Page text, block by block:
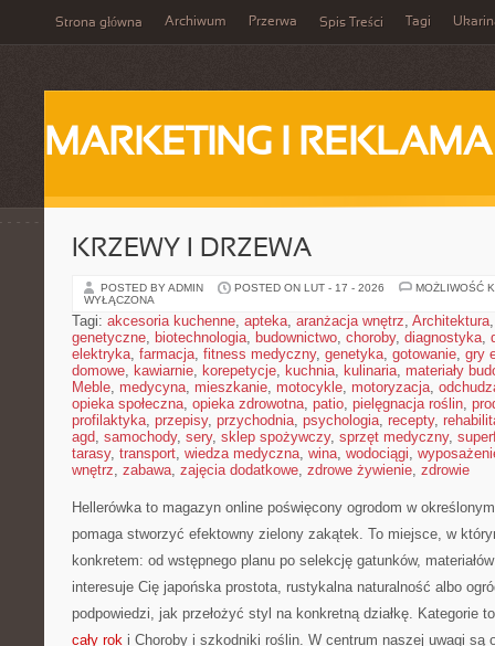
Strona główna Archiwum Przerwa Spis Treści Tagi
MARKETING I REKLAMA
KRZEWY I DRZEWA
POSTED BY ADMIN POSTED ON LUT - 17 - 2026
MOŻLIWOŚĆ
WYŁĄCZONA
Tagi: akcesoria kuchenne, apteka, aranżacja wnętrz, Architektura
genetyczne, biotechnologia, budownictwo, choroby, diagnostyka,
elektryka, farmacja, fitness medyczny, genetyka, gotowanie, gry
domowe, kawiarnie, korepetycje, kuchnia, kulinaria, materiały
Meble, medycyna, mieszkanie, motocykle, motoryzacja,
opieka społeczna, opieka zdrowotna, patio, pielęgnacja roślin,
profilaktyka, przepisy, przychodnia, psychologia, recepty,
agd, samochody, sery, sklep spożywczy, sprzęt medyczny,
tarasy, transport, wiedza medyczna, wina, wodociągi,
wnętrz, zabawa, zajęcia dodatkowe, zdrowe żywienie, zdrowie
Hellerówka to magazyn online poświęcony ogrodom w
pomaga stworzyć efektowny zielony zakątek. To miejsce, w
konkretem: od wstępnego planu po selekcję gatunków,
interesuje Cię japońska prostota, rustykalna naturalność albo
podpowiedzi, jak przełożyć styl na konkretną działkę. Kategorie
cały rok i Choroby i szkodniki roślin. W centrum naszej uwagi są